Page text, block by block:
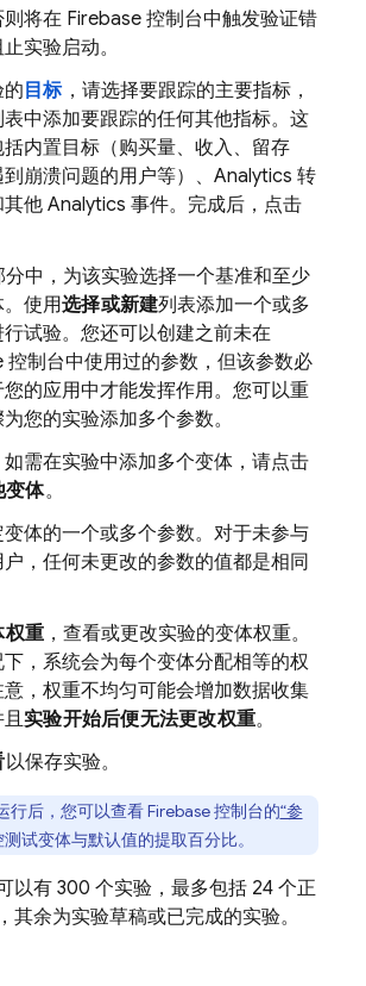
将在 Firebase 控制台中触发验证错
实验启动。
目标，请选择要跟踪的主要指标，
中添加要跟踪的任何其他指标。这
内置目标（购买量、收入、留存
崩溃问题的用户等）、 Analytics 转
其他 Analytics 事件。完成后，点击
分中，为该实验选择一个基准和至少
使用选择或新建列表添加一个或多
试验。您还可以创建之前未在
控制台中使用过的参数，但该参数必
的应用中才能发挥作用。您可以重
您的实验添加多个参数。
如需在实验中添加多个变体，请点击
变体。
体的一个或多个参数。对于未参与
，任何未更改的参数的值都是相同
权重 ，查看或更改实验的变体权重。
，系统会为每个变体分配相等的权
，权重不均匀可能会增加数据收集
且实验开始后便无法更改权重。
以保存实验。
行后，您可以查看Firebase控制台的“参
测试变体与默认值的提取百分比。
以有 300 个实验，最多包括 24 个正
其余为实验草稿或已完成的实验。